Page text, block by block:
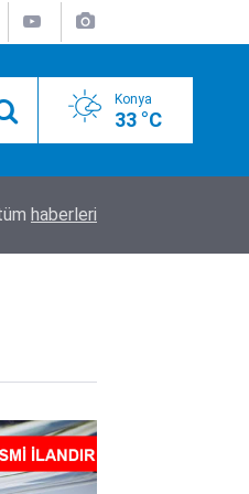
Konya
33 °C
2 ve 3. hafta programını
haberleri